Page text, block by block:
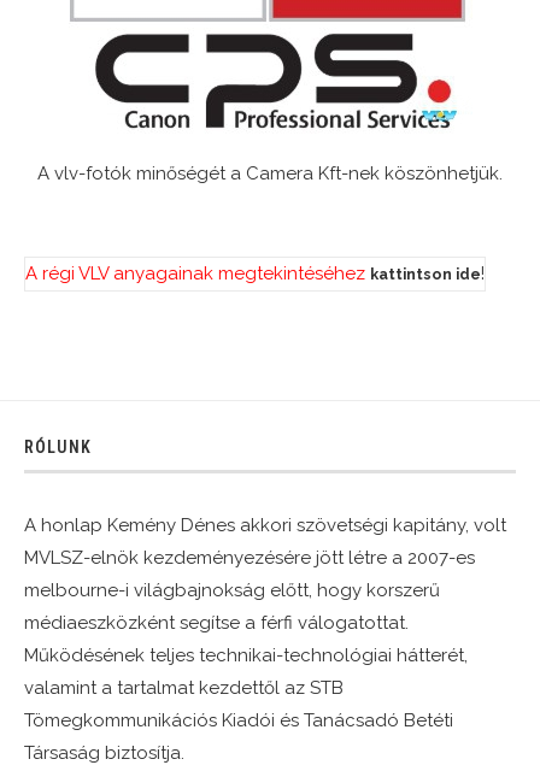
A vlv-fotók minőségét a Camera Kft-nek köszönhetjük.
A régi VLV anyagainak megtekintéséhez kattintson ide!
RÓLUNK
A honlap Kemény Dénes akkori szövetségi kapitány, volt
MVLSZ-elnök kezdeményezésére jött létre a 2007-es
melbourne-i világbajnokság előtt, hogy korszerű
médiaeszközként segítse a férfi válogatottat.
Működésének teljes technikai-technológiai hátterét,
valamint a tartalmat kezdettől az STB
Tömegkommunikációs Kiadói és Tanácsadó Betéti
Társaság biztosítja.